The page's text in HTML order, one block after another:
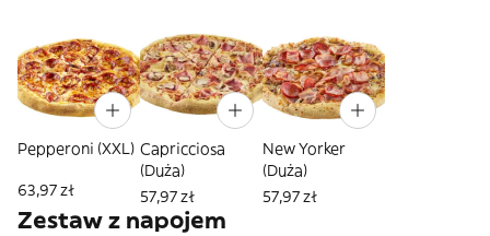
Pepperoni (XXL)
63,97 zł
Capricciosa
(Duża)
57,97 zł
New Yorker
(Duża)
57,97 zł
Zestaw z napojem